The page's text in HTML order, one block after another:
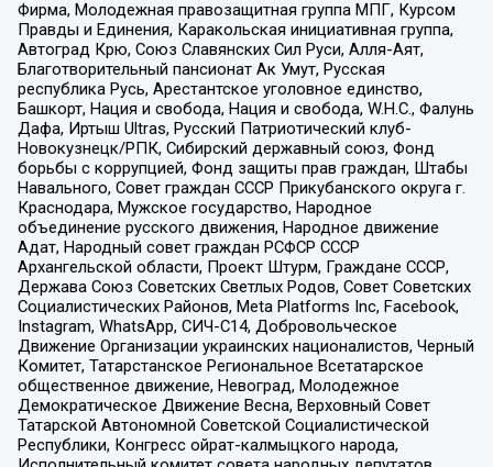
Фирма, Молодежная правозащитная группа МПГ, Курсом
Правды и Единения, Каракольская инициативная группа,
Автоград Крю, Союз Славянских Сил Руси, Алля-Аят,
Благотворительный пансионат Ак Умут, Русская
республика Русь, Арестантское уголовное единство,
Башкорт, Нация и свобода, Нация и свобода, W.H.С., Фалунь
Дафа, Иртыш Ultras, Русский Патриотический клуб-
Новокузнецк/РПК, Сибирский державный союз, Фонд
борьбы с коррупцией, Фонд защиты прав граждан, Штабы
Навального, Совет граждан СССР Прикубанского округа г.
Краснодара, Мужское государство, Народное
объединение русского движения, Народное движение
Адат, Народный совет граждан РСФСР СССР
Архангельской области, Проект Штурм, Граждане СССР,
Держава Союз Советских Светлых Родов, Совет Советских
Социалистических Районов, Meta Platforms Inc, Facebook,
Instagram, WhatsApp, СИЧ-С14, Добровольческое
Движение Организации украинских националистов, Черный
Комитет, Татарстанское Региональное Всетатарское
общественное движение, Невоград, Молодежное
Демократическое Движение Весна, Верховный Совет
Татарской Автономной Советской Социалистической
Республики, Конгресс ойрат-калмыцкого народа,